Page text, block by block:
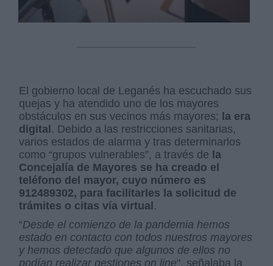
El gobierno local de Leganés ha escuchado sus
quejas y ha atendido uno de los mayores
obstáculos en sus vecinos más mayores;
la era
digital . Debido a las restricciones sanitarias,
varios estados de alarma y tras determinarlos
como “grupos vulnerables”, a través de la
Concejalía de Mayores se ha creado el
teléfono del mayor, cuyo número es
912489302, para facilitarles la solicitud de
trámites o citas vía virtual .
“Desde el comienzo de la pandemia hemos
estado en contacto con todos nuestros mayores
y hemos detectado que algunos de ellos no
podían realizar gestiones on line", señalaba la